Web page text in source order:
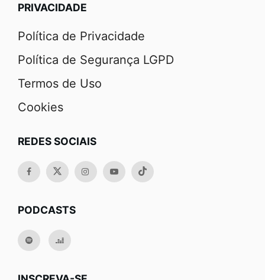
PRIVACIDADE
Política de Privacidade
Política de Segurança LGPD
Termos de Uso
Cookies
REDES SOCIAIS
PODCASTS